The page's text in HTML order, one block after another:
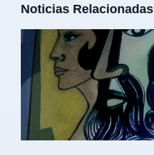
Noticias Relacionadas